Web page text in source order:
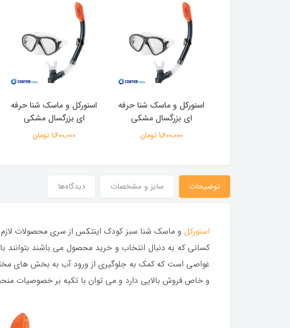
اسنورکل و ماسک شنا حرفه
ای بزرگسال مشکی
1,600,000 تومان
اسنورکل و ماسک شنا حرفه
ای بزرگسال مشکی
1,600,000 تومان
توضیحات سایز و مشخصات دیدگاه‌ها
اسنورکل و ماسک شنا سبز کودک اینتکس از سری محصولات
کسانی که به دنبال انتخاب و خرید محصول می باشند
غواصی است که کمک به جلوگیری از ورود آب به بخش های
و خاص فروش بالایی دارد و می توان با تکیه بر خصوصیات